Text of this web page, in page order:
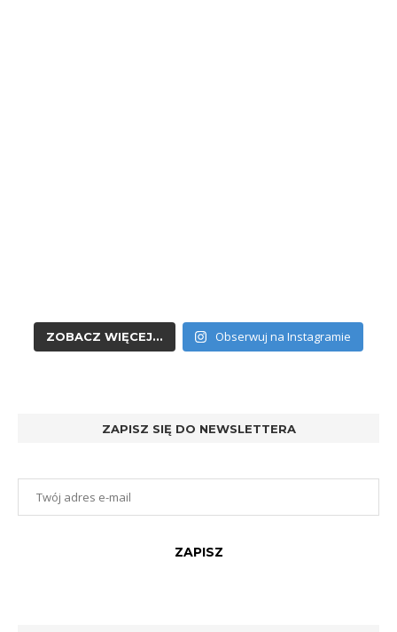
ZOBACZ WIĘCEJ... Obserwuj na Instagramie
ZAPISZ SIĘ DO NEWSLETTERA